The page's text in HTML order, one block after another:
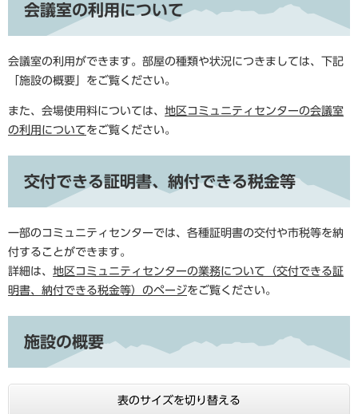
会議室の利用について
会議室の利用ができます。部屋の種類や状況につきましては、下記
「施設の概要」をご覧ください。
また、会場使用料については、 地区コミュニティセンターの会議室
の利用についてをご覧ください。
交付できる証明書、納付できる税金等
一部のコミュニティセンターでは、各種証明書の交付や市税等を納
付することができます。
詳細は、 地区コミュニティセンターの業務について（交付できる証
明書、納付できる税金等）のページをご覧ください。​
施設の概要
表のサイズを切り替える